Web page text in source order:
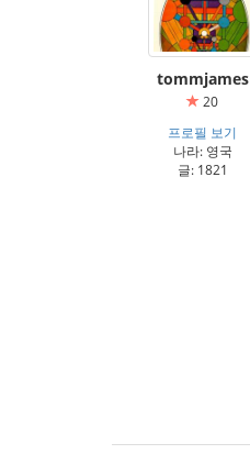
tommjames
20
프로필 보기
나라: 영국
글: 1821